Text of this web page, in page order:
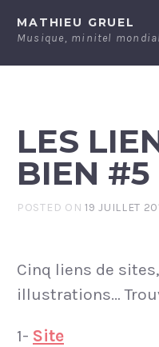
content
MATHIEU GRUEL
Musique, minitel
LES
BIEN #5
POSTED ON19 JUILLET
Cinq liens de
illustrations…
1- Site